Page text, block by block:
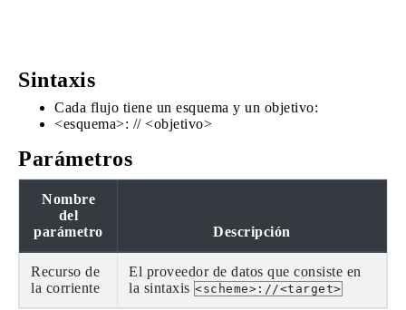
Sintaxis
Cada flujo tiene un esquema y un objetivo:
<esquema>: // <objetivo>
Parámetros
Nombre
del
parámetro
Descripción
Recurso de
la corriente
El proveedor de datos que consiste en
la sintaxis <scheme>://<target>